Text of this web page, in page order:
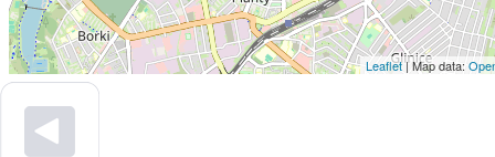
Leaflet| Map data: